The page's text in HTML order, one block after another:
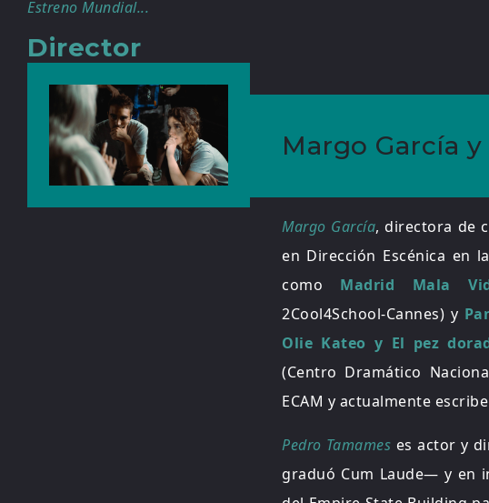
Estreno Mundial...
Director
Margo García
Margo García, directora de
en Dirección Escénica en
como Madrid Mala
2Cool4School-Cannes) y
Olie Kateo y El pez
(Centro Dramático
ECAM y actualmente
Pedro Tamames es actor y
graduó Cum Laude— y en